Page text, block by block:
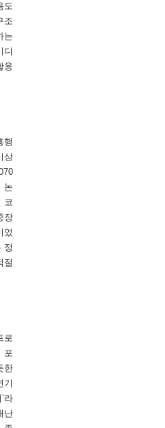
도
조
는
디
용
행
상
논
코
장
었
정
절
로
포
한
기
라
난